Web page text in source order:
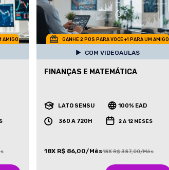
AMIGO GANHE 2 POS PARA VOCE +1 PARA UM AMIGO
COM VIDEOAULAS
FINANÇAS E MATEMÁTICA
LATO SENSU 100% EAD
360 A 720H 2 A 12 MESES
18X R$ 86,00/Mês18X R$ 387,00/Mês